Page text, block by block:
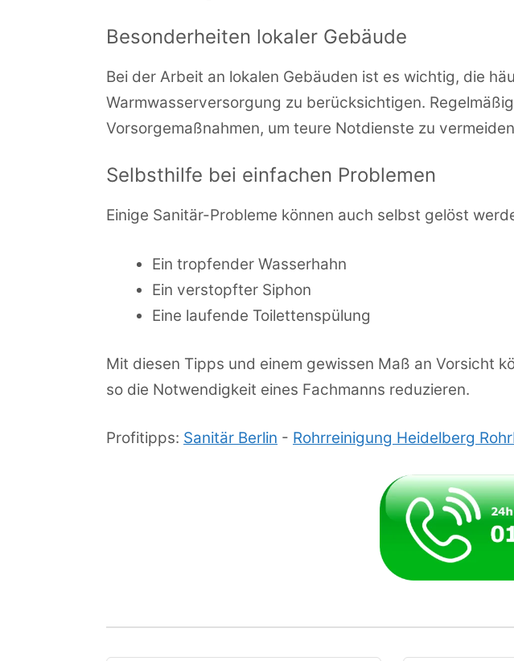
Besonderheiten lokaler Gebäude
Bei der Arbeit an lokalen Gebäuden ist es wichtig, die
Warmwasserversorgung zu berücksichtigen.
Vorsorgemaßnahmen, um teure Notdienste zu
Selbsthilfe bei einfachen Problemen
Einige Sanitär-Probleme können auch selbst gelöst
Ein tropfender Wasserhahn
Ein verstopfter Siphon
Eine laufende Toilettenspülung
Mit diesen Tipps und einem gewissen Maß an Vorsicht
so die Notwendigkeit eines Fachmanns reduzieren.
Profitipps: Sanitär Berlin - Rohrreinigung Heidelberg